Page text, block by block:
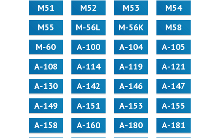
М51
М52 М53
М54
М55
M-56L M-56K
М58
M-60
А-100 А-104
А-105
А-108
А-114 А-119
А-121
А-130
А-142 А-146
А-147
А-149
А-151 А-153
А-155
А-158
А-160 А-180
А-181